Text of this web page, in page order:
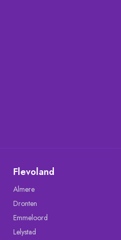
Flevoland
Almere
Dronten
Emmeloord
Lelystad